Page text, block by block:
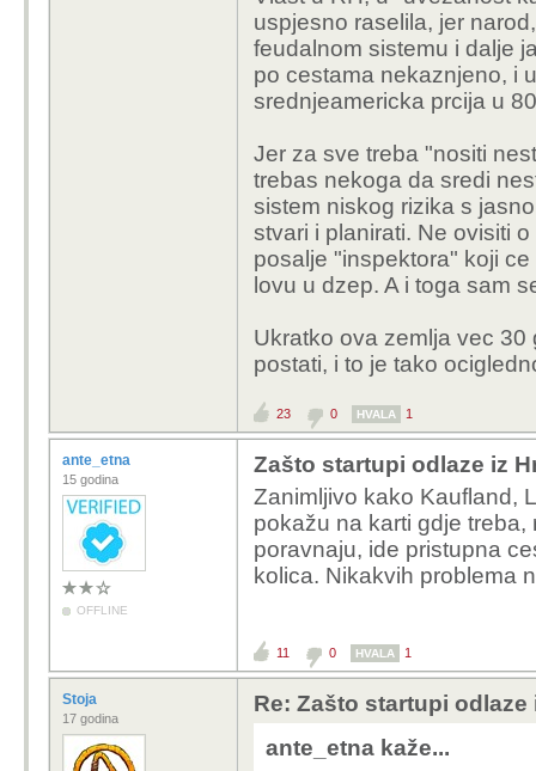
uspjesno raselila, jer
feudalnom sistemu i dalje
po cestama nekaznjeno, i
srednjeamericka prcija u
Jer za sve treba "nositi
trebas nekoga da sredi
sistem niskog rizika s
stvari i planirati. Ne ovisiti
posalje "inspektora" koji
lovu u dzep. A i toga sam
Ukratko ova zemlja vec
postati, i to je tako
23 0 HVALA 1
ante_etna
15 godina
OFFLINE
Zašto startupi odlaze iz
Zanimljivo kako Kaufland,
pokažu na karti gdje
poravnaju, ide pristupna
kolica. Nikakvih problema
11 0 HVALA 1
Stoja
17 godina
Re: Zašto startupi
ante_etna kaže...